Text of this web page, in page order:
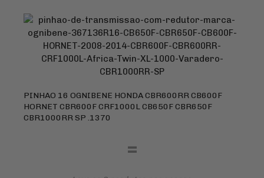
PINHAO 16 OGNIBENE HONDA CBR600RR CB600F
HORNET CBR600F CRF1000L CB650F CBR650F
CBR1000RR SP .1370
=